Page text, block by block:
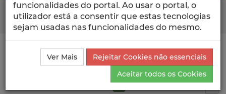
Search Button
Ciência_Iscte Publicações
Descrição Detalhada da
Publicação
funcionalidades do portal. Ao usar o portal, o
utilizador está a consentir que estas tecnologias
sejam usadas nas funcionalidades do mesmo.
Ver Mais
Rejeitar Cookies não essenciais
Aceitar todos os Cookies